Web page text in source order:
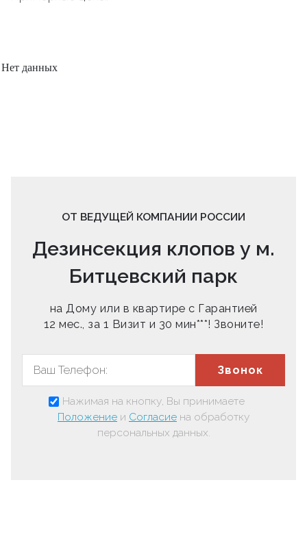
Нет данных
ОТ ВЕДУЩЕЙ КОМПАНИИ РОССИИ
Дезинсекция клопов у м.
Битцевский парк
на Дому или в квартире с Гарантией
12 мес., за 1 Визит и 30 мин***! Звоните!
Звонок
Нажимая на кнопку, Вы принимаете
Положение и Согласие на обработку
персональных данных.